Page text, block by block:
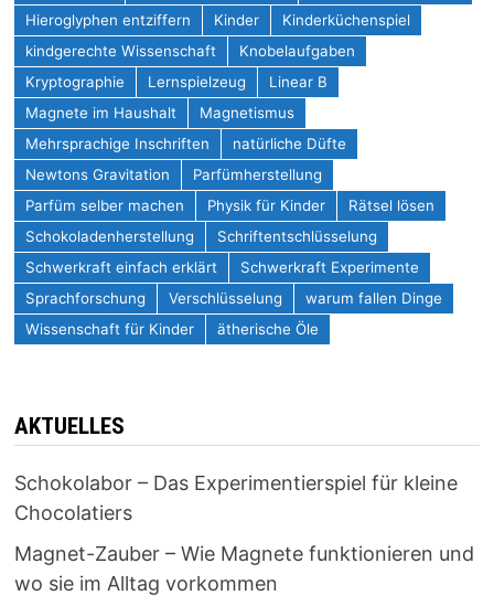
Hieroglyphen entziffern
Kinder
Kinderküchenspiel
kindgerechte Wissenschaft
Knobelaufgaben
Kryptographie
Lernspielzeug
Linear B
Magnete im Haushalt
Magnetismus
Mehrsprachige Inschriften
natürliche Düfte
Newtons Gravitation
Parfümherstellung
Parfüm selber machen
Physik für Kinder
Rätsel lösen
Schokoladenherstellung
Schriftentschlüsselung
Schwerkraft einfach erklärt
Schwerkraft Experimente
Sprachforschung
Verschlüsselung
warum fallen Dinge
Wissenschaft für Kinder
ätherische Öle
AKTUELLES
Schokolabor – Das Experimentierspiel für kleine
Chocolatiers
Magnet-Zauber – Wie Magnete funktionieren und
wo sie im Alltag vorkommen